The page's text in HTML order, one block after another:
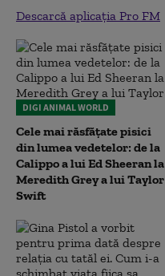
Descarcă aplicația Pro FM
DIGI ANIMAL WORLD
Cele mai răsfățate pisici
din lumea vedetelor: de la
Calippo a lui Ed Sheeran la
Meredith Grey a lui Taylor
Swift